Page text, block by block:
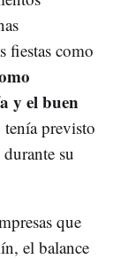
fiestas como
y el buen
previsto
su
que
el balance